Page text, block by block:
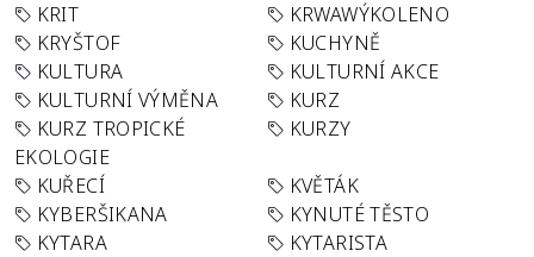
KRIT
KRWAWÝKOLENO
KRYŠTOF
KUCHYNĚ
KULTURA
KULTURNÍ AKCE
KULTURNÍ VÝMĚNA
KURZ
KURZ TROPICKÉ
EKOLOGIE
KURZY
KUŘECÍ
KVĚTÁK
KYBERŠIKANA
KYNUTÉ TĚSTO
KYTARA
KYTARISTA